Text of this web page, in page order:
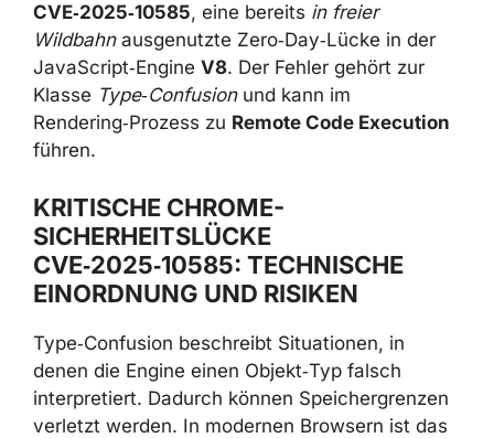
CVE‑2025‑10585, eine bereits in freier
Wildbahnausgenutzte Zero‑Day‑Lücke in der
JavaScript‑Engine V8. Der Fehler gehört zur
Klasse Type‑Confusionund kann im
Rendering‑Prozess zu Remote Code Execution
führen.
KRITISCHE CHROME-
SICHERHEITSLÜCKE
CVE‑2025‑10585: TECHNISCHE
EINORDNUNG UND RISIKEN
Type‑Confusion beschreibt Situationen, in
denen die Engine einen Objekt‑Typ falsch
interpretiert. Dadurch können Speichergrenzen
verletzt werden. In modernen Browsern ist das